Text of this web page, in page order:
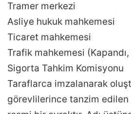
Tramer merkezi
Asliye hukuk mahkemesi
Ticaret mahkemesi
Trafik mahkemesi
Sigorta Tahkim Komisyonu
Taraflarca imzalanarak
görevlilerince tanzim edilen